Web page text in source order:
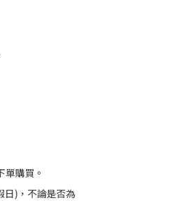
購買。
日)，不論是否為